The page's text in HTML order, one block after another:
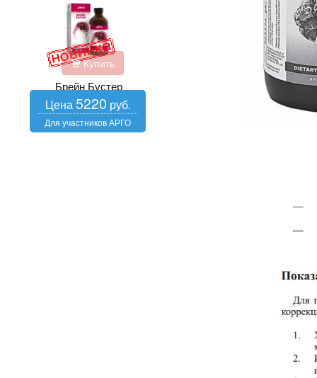
Купить
Брейн Бустер
5220